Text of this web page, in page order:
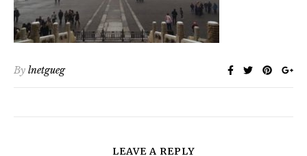
By lnetgueg
LEAVE A REPLY